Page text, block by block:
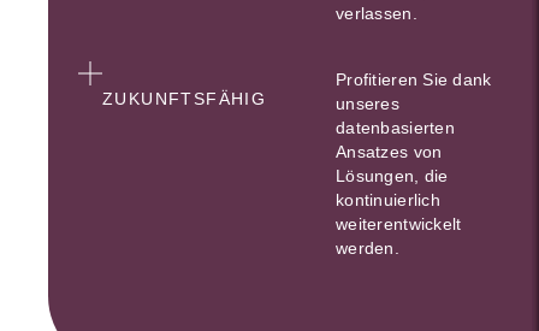
verlassen.
ZUKUNFTSFÄHIG
Profitieren Sie dank
unseres
datenbasierten
Ansatzes von
Lösungen, die
kontinuierlich
weiterentwickelt
werden.